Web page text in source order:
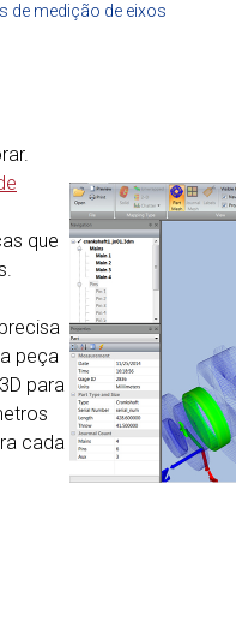
de medição de eixos
que
peça
para
cada